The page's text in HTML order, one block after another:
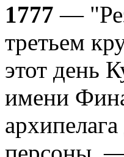
1777 —
третьем
этот день
имени